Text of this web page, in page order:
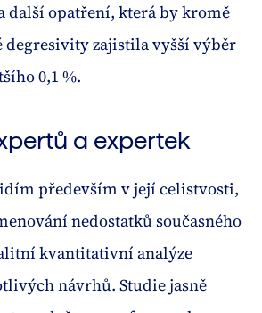
další opatření, která by kromě
degresivity zajistila vyšší výběr
0,1 %.
a expertek
především v její celistvosti,
nedostatků současného
kvantitativní analýze
návrhů. Studie jasně